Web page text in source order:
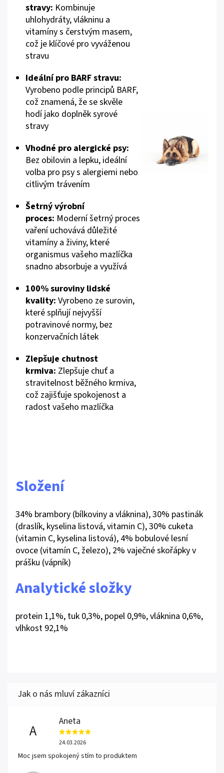
stravy: Kombinuje
uhlohydráty, vlákninu a
vitamíny s čerstvým masem,
což je klíčové pro vyváženou
stravu
Ideální pro BARF stravu:
Vyrobeno podle principů BARF,
což znamená, že se skvěle
hodí jako doplněk syrové
stravy
Vhodné pro alergické psy:
Bez obilovin a lepku, ideální
volba pro psy s alergiemi nebo
citlivým trávením
Šetrný výrobní
proces: Moderní šetrný proces
vaření uchovává důležité
vitamíny a živiny, které
organismus vašeho mazlíčka
snadno absorbuje a využívá
100% suroviny lidské
kvality: Vyrobeno ze surovin,
které splňují nejvyšší
potravinové normy, bez
konzervačních látek
Zlepšuje chutnost
krmiva: Zlepšuje chuť a
stravitelnost běžného krmiva,
což zajišťuje spokojenost a
radost vašeho mazlíčka
Složení
34% brambory (bílkoviny a vláknina), 30% pastinák
(draslík, kyselina listová, vitamin C), 30% cuketa
(vitamin C, kyselina listová), 4% bobulové lesní
ovoce (vitamín C, železo), 2% vaječné skořápky v
prášku (vápník)
Analytické složky
protein 1,1%, tuk 0,3%, popel 0,9%, vláknina 0,6%,
vlhkost 92,1%
A
Aneta
24.03.2026
Moc jsem spokojený stím to produktem